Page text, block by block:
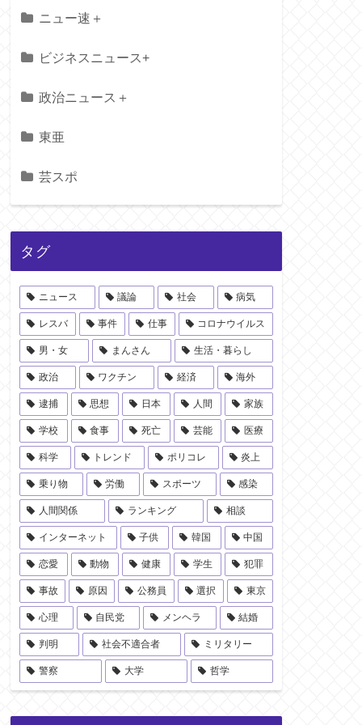
ニュー速＋
ビジネスニュース+
政治ニュース＋
東亜
芸スポ
タグ
ニュース 議論 社会 病気
レスバ 事件 仕事 コロナウイルス
男・女 まんさん 生活・暮らし
政治 ワクチン 経済 海外
逮捕 思想 日本 人間 家族
学校 食事 死亡 芸能 医療
科学 トレンド ポリコレ 炎上
乗り物 労働 スポーツ 感染
人間関係 ランキング 相談
インターネット 子供 韓国 中国
恋愛 動物 健康 学生 犯罪
事故 原因 公務員 選択 東京
心理 自民党 メンヘラ 結婚
判明 社会不適合者 ミリタリー
警察 大学 哲学